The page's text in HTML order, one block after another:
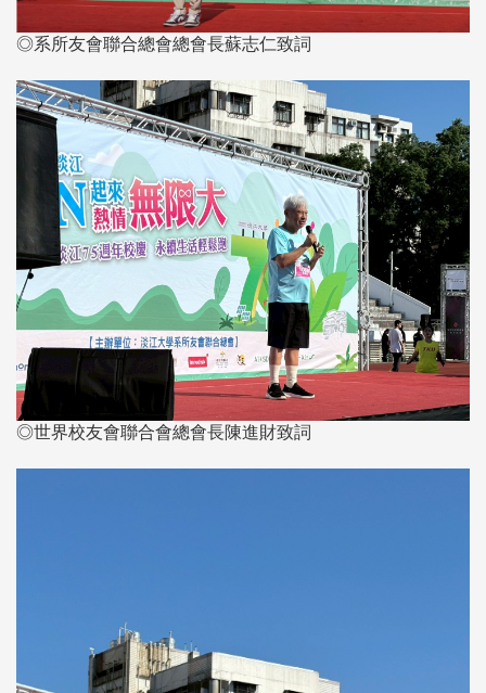
◎系所友會聯合總會總會長蘇志仁致詞
◎世界校友會聯合會總會長陳進財致詞